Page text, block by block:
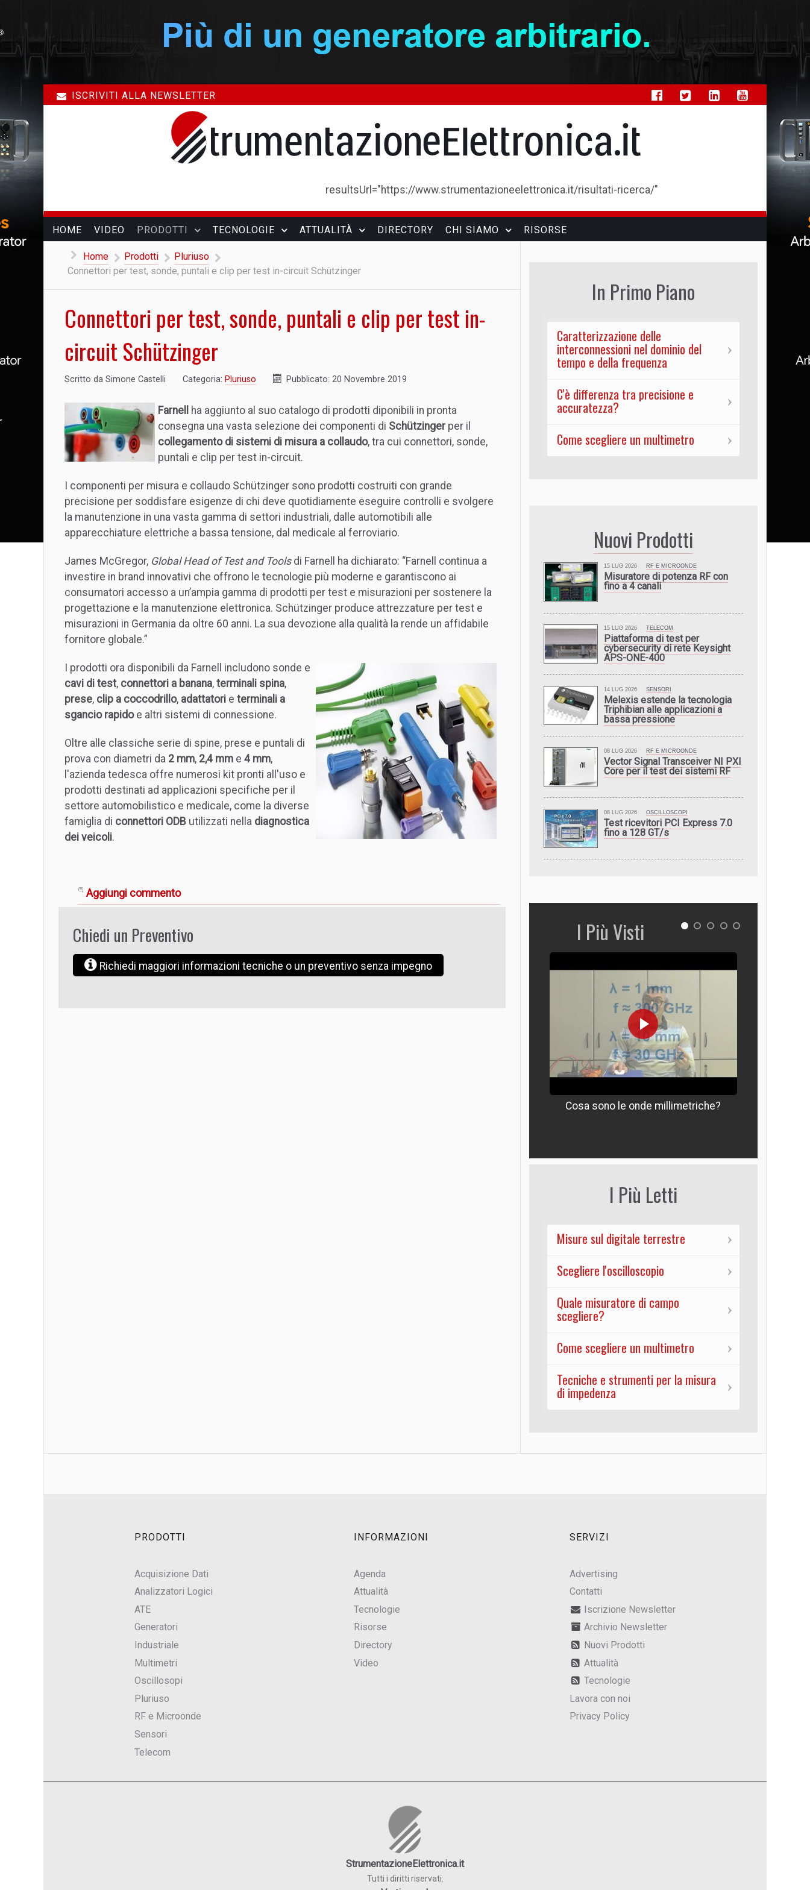
ISCRIVITI ALLA NEWSLETTER
resultsUrl="https://www.strumentazioneelettronica.it/risultati-ricerca/"
HOME VIDEO PRODOTTI TECNOLOGIE ATTUALITÀ DIRECTORY CHI SIAMO RISORSE
Home Prodotti
Pluriuso
Connettori per test, sonde, puntali e clip per test in-circuit Schützinger
Connettori per test, sonde, puntali e clip per test in-
circuit Schützinger
Scritto da Simone Castelli Categoria: Pluriuso Pubblicato: 20 Novembre 2019
Farnell
ha aggiunto al suo catalogo di prodotti diponibili in pronta
consegna una vasta selezione dei componenti di Schützingerper il
collegamento di sistemi di misura a collaudo, tra cui connettori, sonde,
puntali e clip per test in-circuit.
I componenti per misura e collaudo Schützinger sono prodotti costruiti con grande
precisione per soddisfare esigenze di chi deve quotidiamente eseguire controlli e svolgere
la manutenzione in una vasta gamma di settori industriali, dalle automotibili alle
apparecchiature elettriche a bassa tensione, dal medicale al ferroviario.
James McGregor, Global Head of Test and Toolsdi Farnell ha dichiarato: “Farnell continua a
investire in brand innovativi che offrono le tecnologie più moderne e garantiscono ai
consumatori accesso a un’ampia gamma di prodotti per test e misurazioni per sostenere la
progettazione e la manutenzione elettronica. Schützinger produce attrezzature per test e
misurazioni in Germania da oltre 60 anni. La sua devozione alla qualità la rende un affidabile
fornitore globale.”
I prodotti ora disponibili da Farnell includono sonde e
cavi di test, connettori a banana, terminali spina,
prese, clip a coccodrillo, adattatori e terminali a
sgancio rapidoe altri sistemi di connessione.
Oltre alle classiche serie di spine, prese e puntali di
prova con diametri da 2 mm, 2,4 mm e 4 mm,
l'azienda tedesca offre numerosi kit pronti all'uso e
prodotti destinati ad applicazioni specifiche per il
settore automobilistico e medicale, come la diverse
famiglia di connettori ODB utilizzati nella diagnostica
dei veicoli.
Aggiungi commento
Chiedi un Preventivo
Richiedi maggiori informazioni tecniche o un preventivo senza impegno
In Primo Piano
Caratterizzazione delle
interconnessioni nel dominio del
tempo e della frequenza
C'è differenza tra precisione e
accuratezza?
Come scegliere un multimetro
Nuovi Prodotti
15 LUG 2026 RF E MICROONDE
Misuratore di potenza RF con
fino a 4 canali
15 LUG 2026 TELECOM
Piattaforma di test per
cybersecurity di rete Keysight
APS-ONE-400
14 LUG 2026 SENSORI
Melexis estende la tecnologia
Triphibian alle applicazioni a
bassa pressione
08 LUG 2026 RF E MICROONDE
Vector Signal Transceiver NI PXI
Core per il test dei sistemi RF
08 LUG 2026 OSCILLOSCOPI
Test ricevitori PCI Express 7.0
fino a 128 GT/s
I Più Visti
Cosa sono le onde millimetriche?
I Più Letti
Misure sul digitale terrestre
Scegliere l'oscilloscopio
Quale misuratore di campo
scegliere?
Come scegliere un multimetro
Tecniche e strumenti per la misura
di impedenza
PRODOTTI
Acquisizione Dati
Analizzatori Logici
ATE
Generatori
Industriale
Multimetri
Oscillosopi
Pluriuso
RF e Microonde
Sensori
Telecom
INFORMAZIONI
Agenda
Attualità
Tecnologie
Risorse
Directory
Video
SERVIZI
Advertising
Contatti
Iscrizione Newsletter
Archivio Newsletter
Nuovi Prodotti
Attualità
Tecnologie
Lavora con noi
Privacy Policy
StrumentazioneElettronica.it
Tutti i diritti riservati: